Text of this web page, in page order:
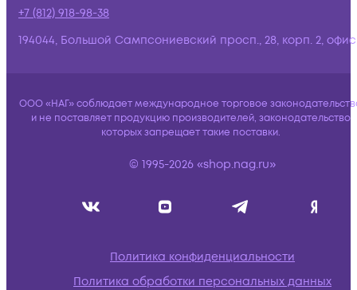
+7 (812) 918-98-38
194044, Большой Сампсониевский просп., 28, корп. 2,
ООО «НАГ» соблюдает международное торговое
и не поставляет продукцию производителей, законодательство
которых запрещает такие поставки.
© 1995-2026 «shop.nag.ru»
Политика конфиденциальности
Политика обработки персональных данных